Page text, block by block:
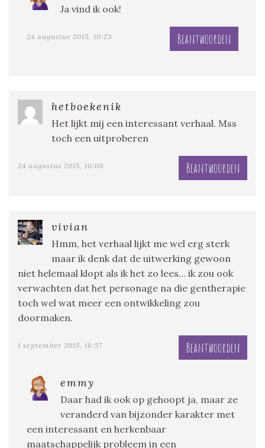
Ja vind ik ook!
24 augustus 2015, 10:23 Beantwoorden
hetboekenik
Het lijkt mij een interessant verhaal. Mss
toch een uitproberen
24 augustus 2015, 10:08 Beantwoorden
vivian
Hmm, het verhaal lijkt me wel erg sterk
maar ik denk dat de uitwerking gewoon
niet helemaal klopt als ik het zo lees… ik zou ook
verwachten dat het personage na die gentherapie
toch wel wat meer een ontwikkeling zou
doormaken.
1 september 2015, 18:57 Beantwoorden
emmy
Daar had ik ook op gehoopt ja, maar ze
veranderd van bijzonder karakter met
een interessant en herkenbaar
maatschappelijk probleem in een